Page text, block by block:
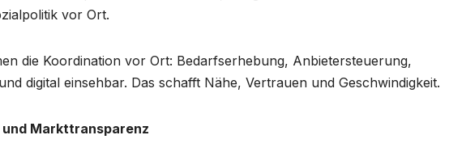
vor Ort.
die Koordination vor Ort: Bedarfserhebung, Anbietersteuerung,
digital einsehbar. Das schafft Nähe, Vertrauen und Geschwindigkeit.
Markttransparenz